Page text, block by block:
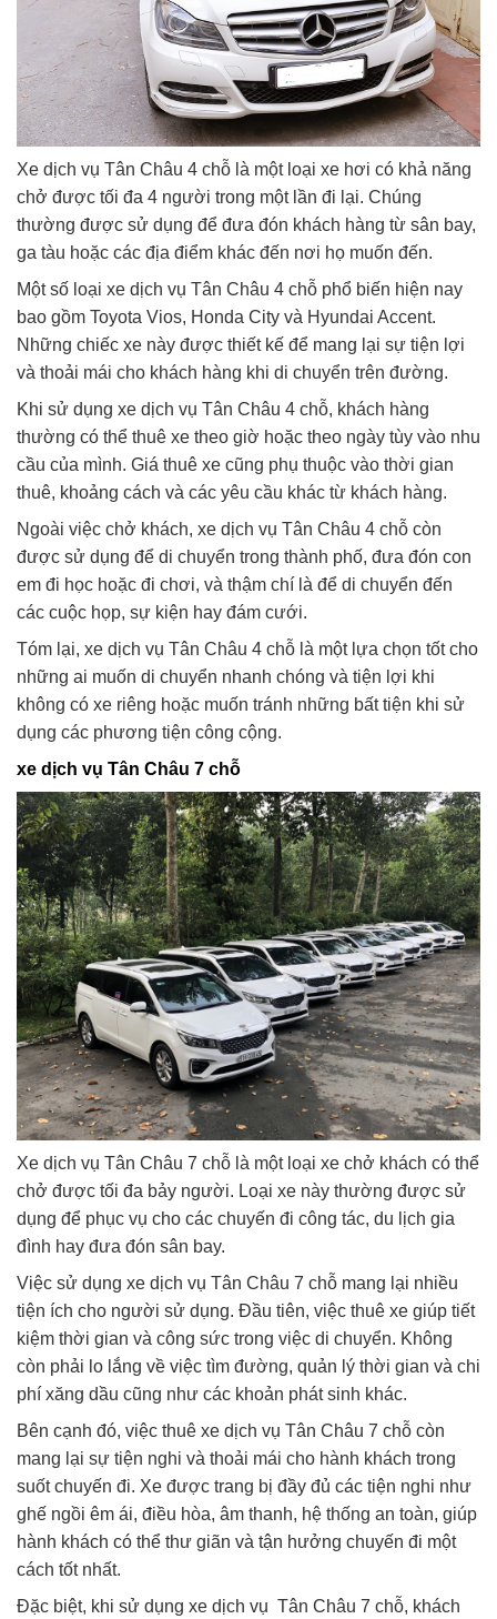
Xe dịch vụ Tân Châu 4 chỗ là một loại xe hơi có khả năng
chở được tối đa 4 người trong một lần đi lại. Chúng
thường được sử dụng để đưa đón khách hàng từ sân bay,
ga tàu hoặc các địa điểm khác đến nơi họ muốn đến.
Một số loại xe dịch vụ Tân Châu 4 chỗ phổ biến hiện nay
bao gồm Toyota Vios, Honda City và Hyundai Accent.
Những chiếc xe này được thiết kế để mang lại sự tiện lợi
và thoải mái cho khách hàng khi di chuyển trên đường.
Khi sử dụng xe dịch vụ Tân Châu 4 chỗ, khách hàng
thường có thể thuê xe theo giờ hoặc theo ngày tùy vào nhu
cầu của mình. Giá thuê xe cũng phụ thuộc vào thời gian
thuê, khoảng cách và các yêu cầu khác từ khách hàng.
Ngoài việc chở khách, xe dịch vụ Tân Châu 4 chỗ còn
được sử dụng để di chuyển trong thành phố, đưa đón con
em đi học hoặc đi chơi, và thậm chí là để di chuyển đến
các cuộc họp, sự kiện hay đám cưới.
Tóm lại, xe dịch vụ Tân Châu 4 chỗ là một lựa chọn tốt cho
những ai muốn di chuyển nhanh chóng và tiện lợi khi
không có xe riêng hoặc muốn tránh những bất tiện khi sử
dụng các phương tiện công cộng.
xe dịch vụ Tân Châu 7 chỗ
Xe dịch vụ Tân Châu 7 chỗ là một loại xe chở khách có thể
chở được tối đa bảy người. Loại xe này thường được sử
dụng để phục vụ cho các chuyến đi công tác, du lịch gia
đình hay đưa đón sân bay.
Việc sử dụng xe dịch vụ Tân Châu 7 chỗ mang lại nhiều
tiện ích cho người sử dụng. Đầu tiên, việc thuê xe giúp tiết
kiệm thời gian và công sức trong việc di chuyển. Không
còn phải lo lắng về việc tìm đường, quản lý thời gian và chi
phí xăng dầu cũng như các khoản phát sinh khác.
Bên cạnh đó, việc thuê xe dịch vụ Tân Châu 7 chỗ còn
mang lại sự tiện nghi và thoải mái cho hành khách trong
suốt chuyến đi. Xe được trang bị đầy đủ các tiện nghi như
ghế ngồi êm ái, điều hòa, âm thanh, hệ thống an toàn, giúp
hành khách có thể thư giãn và tận hưởng chuyến đi một
cách tốt nhất.
Đặc biệt, khi sử dụng xe dịch vụ Tân Châu 7 chỗ, khách